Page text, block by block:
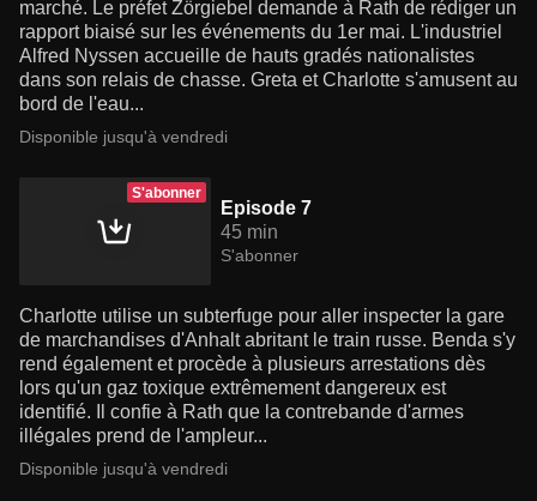
marché. Le préfet Zörgiebel demande à Rath de rédiger un
rapport biaisé sur les événements du 1er mai. L'industriel
Alfred Nyssen accueille de hauts gradés nationalistes
dans son relais de chasse. Greta et Charlotte s'amusent au
bord de l'eau...
Disponible jusqu'à vendredi
S'abonner
Episode 7
45 min
S'abonner
Charlotte utilise un subterfuge pour aller inspecter la gare
de marchandises d'Anhalt abritant le train russe. Benda s'y
rend également et procède à plusieurs arrestations dès
lors qu'un gaz toxique extrêmement dangereux est
identifié. Il confie à Rath que la contrebande d'armes
illégales prend de l'ampleur...
Disponible jusqu'à vendredi